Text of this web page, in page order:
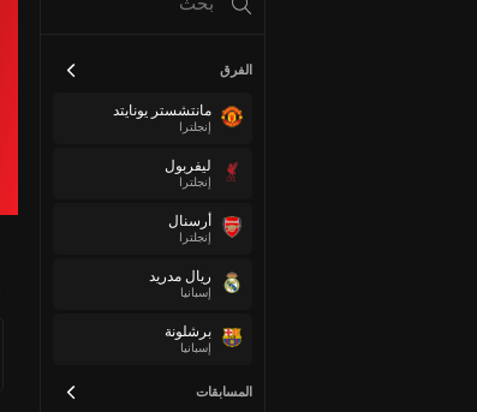
الفرق
مانتشستر يونايتد
إنجلترا
ليفربول
إنجلترا
أرسنال
إنجلترا
ريال مدريد
إسبانيا
برشلونة
إسبانيا
المسابقات